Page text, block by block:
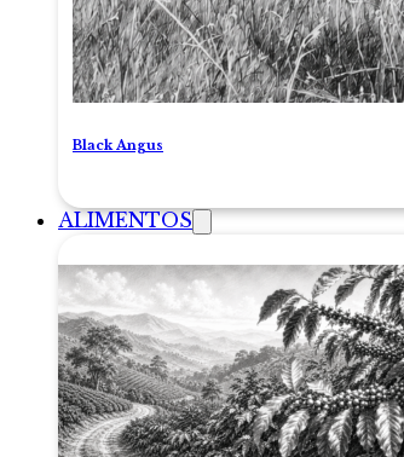
Black Angus
ALIMENTOS